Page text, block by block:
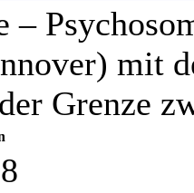
–
mit
Grenze